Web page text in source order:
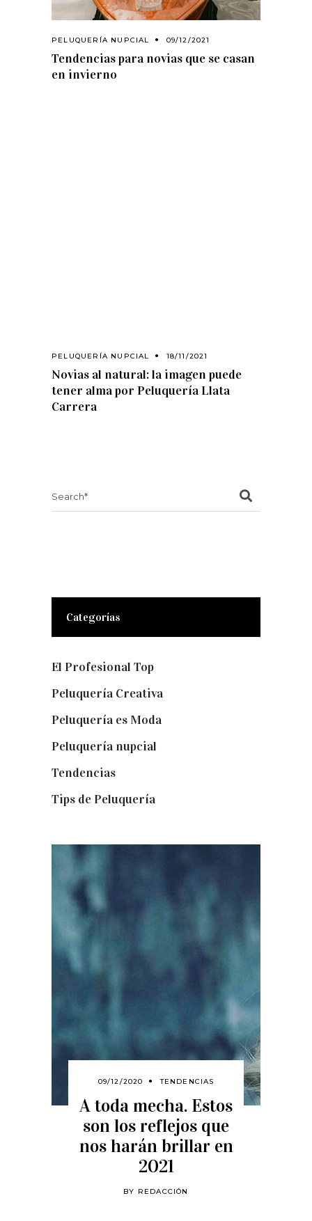
PELUQUERÍA NUPCIAL 09/12/2021
Tendencias para novias que se casan
en invierno
PELUQUERÍA NUPCIAL 18/11/2021
Novias al natural: la imagen puede
tener alma por Peluquería Llata
Carrera
Categorías
El Profesional Top
Peluquería Creativa
Peluquería es Moda
Peluquería nupcial
Tendencias
Tips de Peluquería
09/12/2020 TENDENCIAS
A toda mecha. Estos
son los reflejos que
nos harán brillar en
2021
BY REDACCIÓN